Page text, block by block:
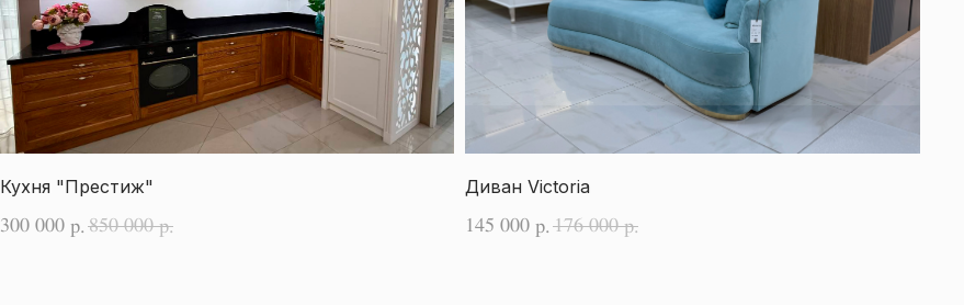
Кухня "Престиж"
300 000 р. 850 000 р.
Диван Victoria
145 000 р. 176 000 р.